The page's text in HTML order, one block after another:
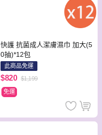
快護 抗菌成人潔膚濕巾 加大(5
0抽)*12包
此商品免運
$820 $1,199
免運